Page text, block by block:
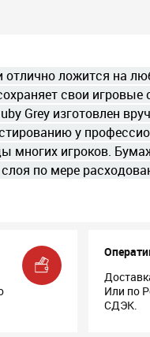
отлично ложится на
свои
Grey изготовлен
у
многих игроков.
по мере
Или по
СДЭК.